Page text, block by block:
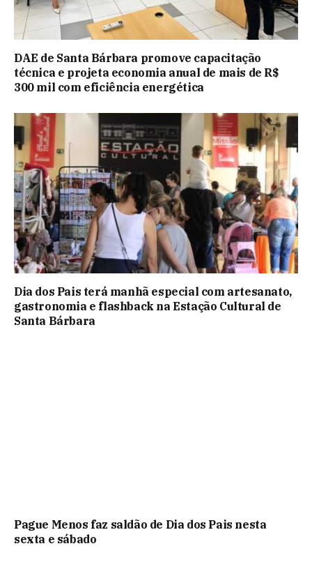
DAE de Santa Bárbara promove capacitação
técnica e projeta economia anual de mais de R$
300 mil com eficiência energética
Dia dos Pais terá manhã especial com artesanato,
gastronomia e flashback na Estação Cultural de
Santa Bárbara
Pague Menos faz saldão de Dia dos Pais nesta
sexta e sábado